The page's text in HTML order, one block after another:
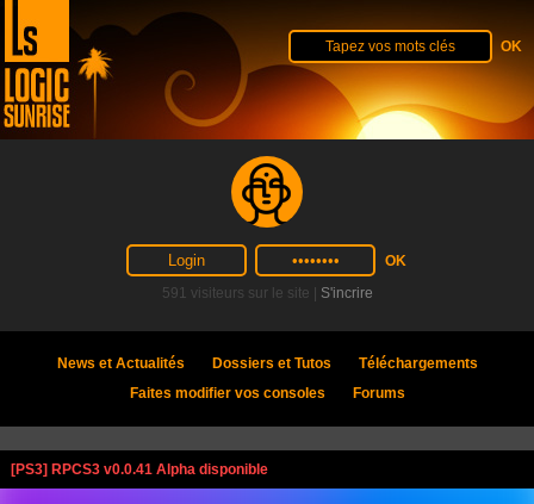
591 visiteurs sur le site | S'incrire
News et Actualités Dossiers et Tutos
Téléchargements
Faites modifier vos consoles
Forums
[PS3] RPCS3 v0.0.41 Alpha disponible